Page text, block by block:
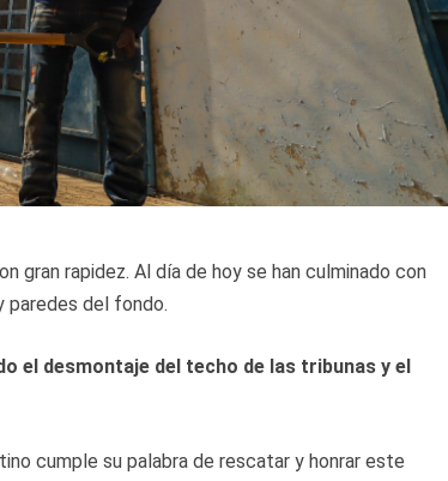
gran rapidez. Al día de hoy se han culminado con
paredes del fondo.
el desmontaje del techo de las tribunas y el
cumple su palabra de rescatar y honrar este